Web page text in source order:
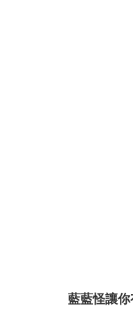
藍藍怪讓